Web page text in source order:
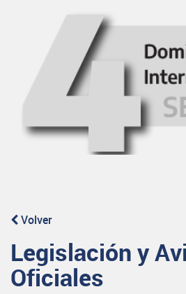
Volver
Legislación y
Oficiales